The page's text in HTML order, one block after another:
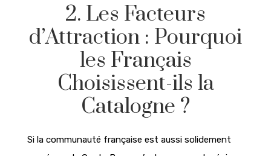
2. Les Facteurs
d’Attraction : Pourquoi
les Français
Choisissent-ils la
Catalogne ?
Si la communauté française est aussi solidement